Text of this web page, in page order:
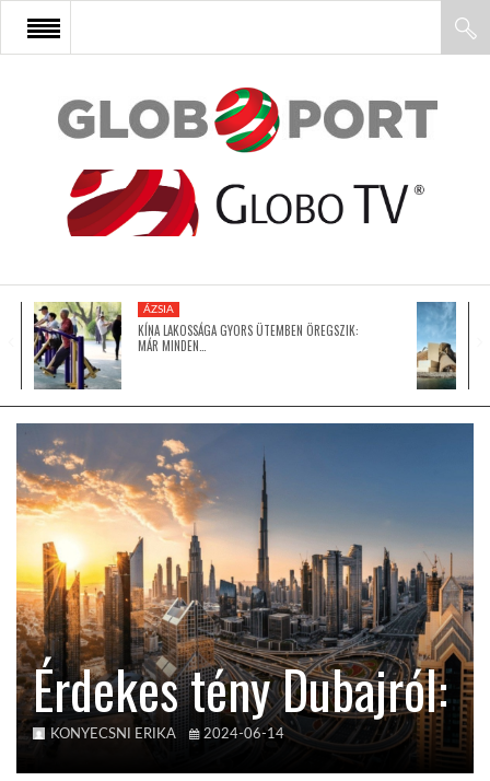
FŐOLDAL
AFRIKA
ÁZSIA
LATIN-AMERIKA
KÖZEL-KELET
AUSZTRÁLIA
A VILÁG ITTHON
ÁZSIA
KÍNA LAKOSSÁGA GYORS ÜTEMBEN ÖREGSZIK:
MÁR MINDEN…
Érdekes tény Dubajról:
KONYECSNI ERIKA 2024-06-14